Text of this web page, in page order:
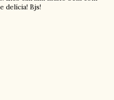
delícia! Bjs!